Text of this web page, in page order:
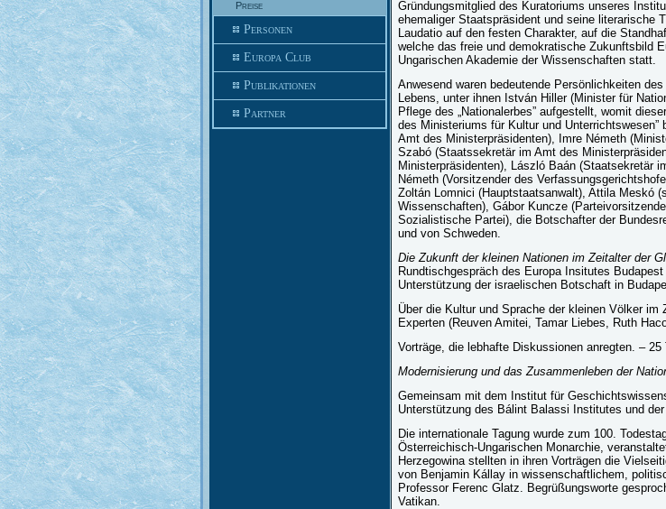
Preise
Personen
Europa Club
Publikationen
Partner
Gründungsmitglied des Kuratoriums unseres
ehemaliger Staatspräsident und seine literarische
Laudatio auf den festen Charakter, auf die
welche das freie und demokratische Zukunftsbild
Ungarischen Akademie der Wissenschaften statt.
Anwesend waren bedeutende Persönlichkeiten
Lebens, unter ihnen István Hiller (Minister für
Pflege des „Nationalerbes” aufgestellt, womit
des Ministeriums für Kultur und
Amt des Ministerpräsidenten), Imre Németh
Szabó (Staatssekretär im Amt des
Ministerpräsidenten), László Baán (Staatsekretär
Németh (Vorsitzender des
Zoltán Lomnici (Hauptstaatsanwalt), Attila Meskó
Wissenschaften), Gábor Kuncze
Sozialistische Partei), die Botschafter der
und von Schweden.
Die Zukunft der kleinen Nationen im Zeitalter der
Rundtischgespräch des Europa Insitutes
Unterstützung der israelischen Botschaft in
Über die Kultur und Sprache der kleinen Völker
Experten (Reuven Amitei, Tamar Liebes, Ruth
Vorträge, die lebhafte Diskussionen anregten. – 25
Modernisierung und das Zusammenleben der
Gemeinsam mit dem Institut für
Unterstützung des Bálint Balassi Institutes und
Die internationale Tagung wurde zum 100.
Österreichisch-Ungarischen Monarchie,
Herzegowina stellten in ihren Vorträgen die
von Benjamin Kállay in wissenschaftlichem,
Professor Ferenc Glatz. Begrüßungsworte
Vatikan.